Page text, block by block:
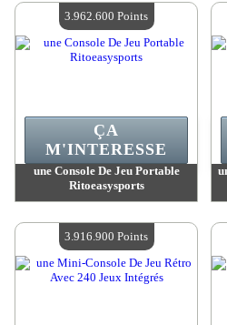
une Console De Jeu Portable
Ritoeasysports
Quantité Disponible :4
ÇA
M'INTERESSE
3.962.600 Points
3.916.900 Points